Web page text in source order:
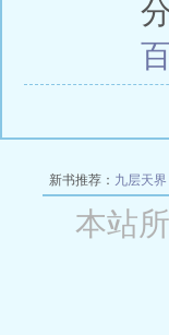
新书推荐： 九层天界
战争天堂 混元
本站